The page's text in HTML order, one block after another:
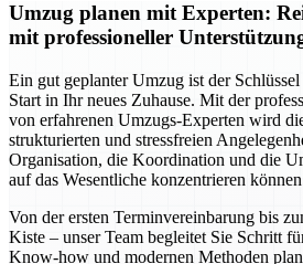
Umzug planen mit Experten:
mit professioneller
Ein gut geplanter Umzug ist der
Start in Ihr neues Zuhause. Mit der
von erfahrenen Umzugs-Experten wird
strukturierten und stressfreien
Organisation, die Koordination und die
auf das Wesentliche konzentrieren
Von der ersten Terminvereinbarung bis
Kiste – unser Team begleitet Sie Schritt
Know-how und modernen Methoden